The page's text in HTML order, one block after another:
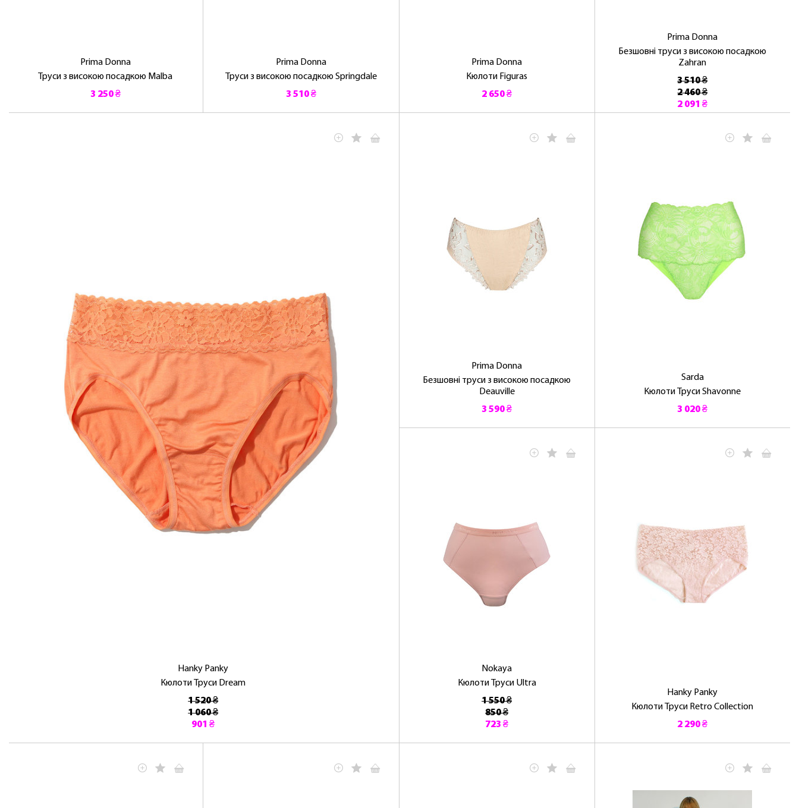
Prima Donna
Труси з високою посадкою Malba
3 250 ₴
Prima Donna
Труси з високою посадкою Springdale
3 510 ₴
Prima Donna
Кюлоти Figuras
2 650 ₴
Prima Donna
Безшовні труси з високою посадкою
Zahran
3 510 ₴
2 460 ₴
2 091 ₴
Hanky ​​Panky
Кюлоти Труси Dream
1 520 ₴
1 060 ₴
901 ₴
Prima Donna
Безшовні труси з високою посадкою
Deauville
3 590 ₴
Sarda
Кюлоти Труси Shavonne
3 020 ₴
Nokaya
Кюлоти Труси Ultra
1 550 ₴
850 ₴
723 ₴
Hanky ​​Panky
Кюлоти Труси Retro Collection
2 290 ₴